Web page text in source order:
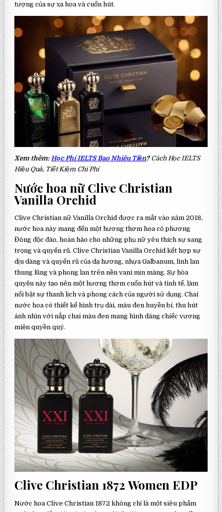
tượng của sự xa hoa và cuốn hút.
Xem thêm: Học Phí IELTS Bao Nhiêu Tiền?Cách Học IELTS
Hiệu Quả, Tiết Kiệm Chi Phí
Nước hoa nữ Clive Christian
Vanilla Orchid
Clive Christian nữ Vanilla Orchid được ra mắt vào năm 2018,
nước hoa này mang đến một hương thơm hoa cỏ phương
Đông độc đáo, hoàn hảo cho những phụ nữ yêu thích sự sang
trọng và quyến rũ. Clive Christian Vanilla Orchid kết hợp sự
dịu dàng và quyến rũ của dạ hương, nhựa Galbanum, linh lan
thung lũng và phong lan trên nền vani mịn màng. Sự hòa
quyện này tạo nên một hương thơm cuốn hút và tinh tế, làm
nổi bật sự thanh lịch và phong cách của người sử dụng. Chai
nước hoa có thiết kế hình trụ dài, màu đen huyền bí, thu hút
ánh nhìn với nắp chai màu đen mang hình dáng chiếc vương
miện quyền quý.
Clive Christian 1872 Women EDP
Nước hoa Clive Christian 1872 không chỉ là một siêu phẩm